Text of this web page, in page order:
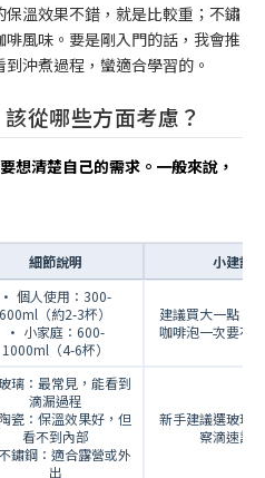
溫效果不錯，就是比較重；不鏽
風味。要是剛入門的話，我會推
沖煮過程，蠻適合學習的。
從哪些方面考慮？
想清楚自己的需求。一般來說，
細節說明 小建議
• 個人使用：300-
600ml（約2-3杯）
• 小家庭：600-
1000ml（4-6杯）
建議買大一點，
咖啡泡一次要花
璃：最常見，能看到
滴漏過程
瓷：保溫效果好，但
看不到內部
鏽鋼：適合露營或外
出
新手建議選玻璃
察滴速調整